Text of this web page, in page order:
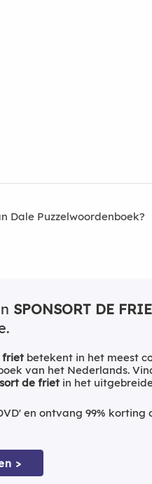
Dale Puzzelwoordenboek?
SPONSORT DE
friet betekent in het meest
van het Nederlands.
de friet in het
en ontvang 99% korting
>